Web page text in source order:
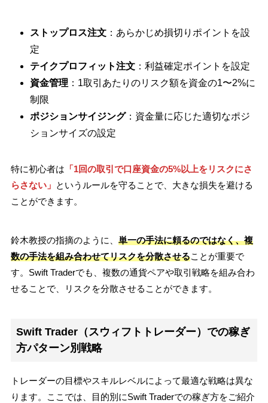
ストップロス注文：あらかじめ損切りポイントを設
定
テイクプロフィット注文：利益確定ポイントを設定
資金管理 ：1取引あたりのリスク額を資金の1〜2%に
制限
ポジションサイジング：資金量に応じた適切なポジ
ションサイズの設定
特に初心者は 「1回の取引で口座資金の5%以上をリスクにさ
らさない」 というルールを守ることで、大きな損失を避ける
ことができます。
鈴木教授の指摘のように、 単一の手法に頼るのではなく、複
数の手法を組み合わせてリスクを分散させることが重要で
す。Swift Traderでも、複数の通貨ペアや取引戦略を組み合わ
せることで、リスクを分散させることができます。
Swift Trader（スウィフトトレーダー）での稼ぎ
方パターン別戦略
トレーダーの目標やスキルレベルによって最適な戦略は異な
ります。ここでは、目的別にSwift Traderでの稼ぎ方をご紹介